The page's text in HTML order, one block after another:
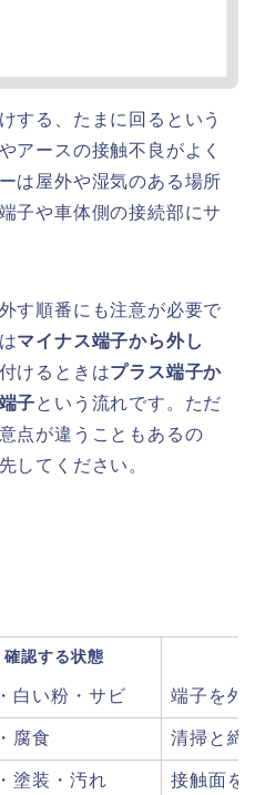
する、たまに回るという
アースの接触不良がよく
は屋外や湿気のある場所
子や車体側の接続部にサ
す順番にも注意が必要で
マイナス端子から外し
付けるときはプラス端子か
子という流れです。ただ
点が違うこともあるの
してください。
確認する状態
白い粉・サビ 端子を外
腐食 清掃と締
塗装・汚れ 接触面を